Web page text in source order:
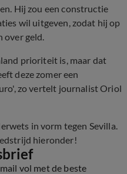
Hij zou een constructie
wil uitgeven, zodat hij op
over geld.
prioriteit is, maar dat
deze zomer een
zo vertelt journalist Oriol
in vorm tegen Sevilla.
hieronder!
vol met de beste